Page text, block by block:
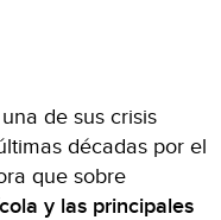
de sus crisis
décadas por el
que sobre
y las principales